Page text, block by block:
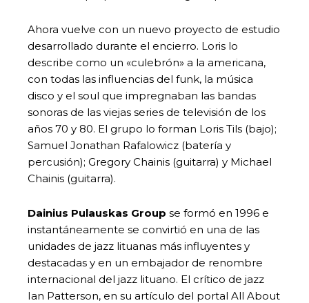
Ahora vuelve con un nuevo proyecto de estudio
desarrollado durante el encierro. Loris lo
describe como un «culebrón» a la americana,
con todas las influencias del funk, la música
disco y el soul que impregnaban las bandas
sonoras de las viejas series de televisión de los
años 70 y 80. El grupo lo forman Loris Tils (bajo);
Samuel Jonathan Rafalowicz (batería y
percusión); Gregory Chainis (guitarra) y Michael
Chainis (guitarra).
Dainius Pulauskas Group se formó en 1996 e
instantáneamente se convirtió en una de las
unidades de jazz lituanas más influyentes y
destacadas y en un embajador de renombre
internacional del jazz lituano. El crítico de jazz
Ian Patterson, en su artículo del portal All About